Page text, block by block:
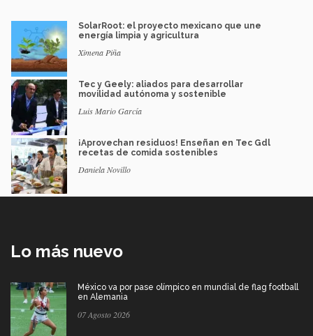
SolarRoot: el proyecto mexicano que une
energía limpia y agricultura
Ximena Piña
Tec y Geely: aliados para desarrollar
movilidad autónoma y sostenible
Luis Mario García
¡Aprovechan residuos! Enseñan en Tec Gdl
recetas de comida sostenibles
Daniela Novillo
Lo más nuevo
México va por pase olímpico en mundial de flag football
en Alemania
07 Agosto 2026